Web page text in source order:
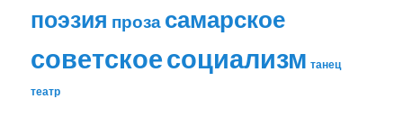
поэзия прозасамарское
советскоесоциализм танец
театр